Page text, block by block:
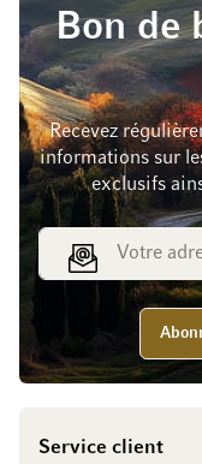
Bon de
Recevez
informations sur
exclusifs
Adresse e-mail
Service client